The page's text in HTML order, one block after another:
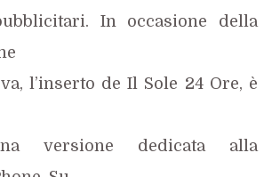
In occasione della
l’inserto de Il Sole 24 Ore, è
versione dedicata alla